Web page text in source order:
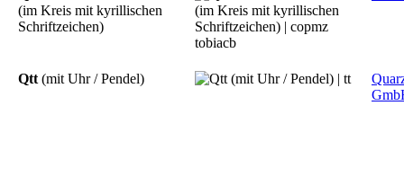
(im Kreis mit kyrillischen
Schriftzeichen)
Qtt (mit Uhr / Pendel)